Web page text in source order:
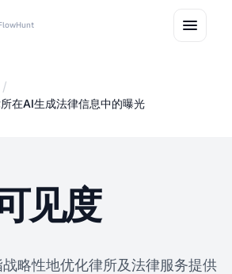
/
在AI生成法律信息中的曝光
见度
略性地优化律所及法律服务提供